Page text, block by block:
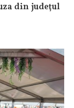
din judeţul